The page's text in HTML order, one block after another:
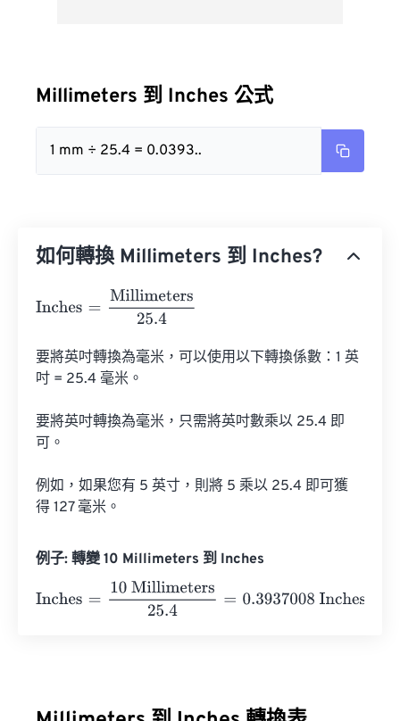
Millimeters 到 Inches 公式
1 mm ÷ 25.4 = 0.0393..
如何轉換 Millimeters 到 Inches?
Inches Millimeters25.4
要將英吋轉換為毫米，可以使用以下轉換係數：1 英
吋 = 25.4 毫米。
要將英吋轉換為毫米，只需將英吋數乘以 25.4 即
可。
例如，如果您有 5 英寸，則將 5 乘以 25.4 即可獲
得 127 毫米。
例子: 轉變 10 Millimeters 到 Inches
Inches
10 Millimeters25.4= 0.3937008 Inches